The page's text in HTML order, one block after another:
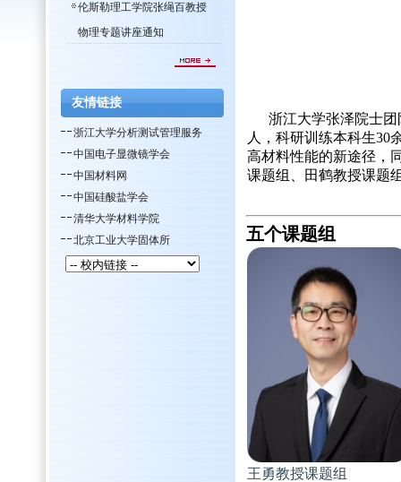
伦斯勒理工学院张绳百教授
物理专题讲座通知
友情链接
浙江大学分析测试管理服务
中国电子显微镜学会
中国材料网
中国硅酸盐学会
清华大学材料学院
北京工业大学固体所
浙江大学张泽院士团
人，科研训练本科生30
高材料性能的新途径，
课题组、田鹤教授课题
五个课题组
王勇教授课题组